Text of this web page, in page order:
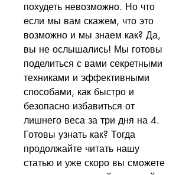
похудеть невозможно. Но что
если мы вам скажем, что это
возможно и мы знаем как? Да,
вы не ослышались! Мы готовы
поделиться с вами секретными
техниками и эффективными
способами, как быстро и
безопасно избавиться от
лишнего веса за три дня на 4.
Готовы узнать как? Тогда
продолжайте читать нашу
статью и уже скоро вы сможете